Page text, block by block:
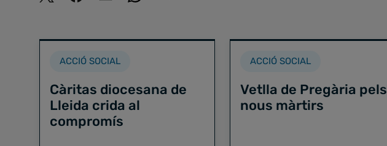
ACCIÓ SOCIAL
Càritas diocesana de
Lleida crida al
compromís
ACCIÓ SOCIAL
Vetlla de Pregària pels
nous màrtirs